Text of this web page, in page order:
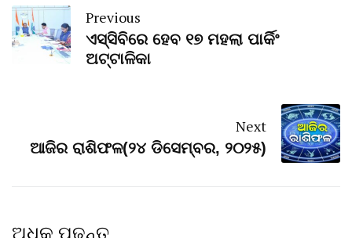
Previous
ଏସ୍‌ସିବିରେ ହେବ ୧୭ ମହଲା ପାର୍କିଂ
ଅଟ୍ଟାଳିକା
Next
ଆଜିର ରାଶିଫଳ(୨୪ ଡିସେମ୍ବର, ୨୦୨୫)
ଅଧିକ ପଢନ୍ତୁ